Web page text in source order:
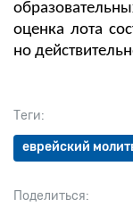
Теги:
еврейский
Поделиться:
оценка лота
но